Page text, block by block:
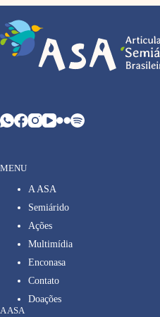
MENU
A ASA
Semiárido
Ações
Multimídia
Enconasa
Contato
Doações
A ASA